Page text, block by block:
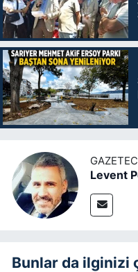
Levent
Bunlar da ilginizi